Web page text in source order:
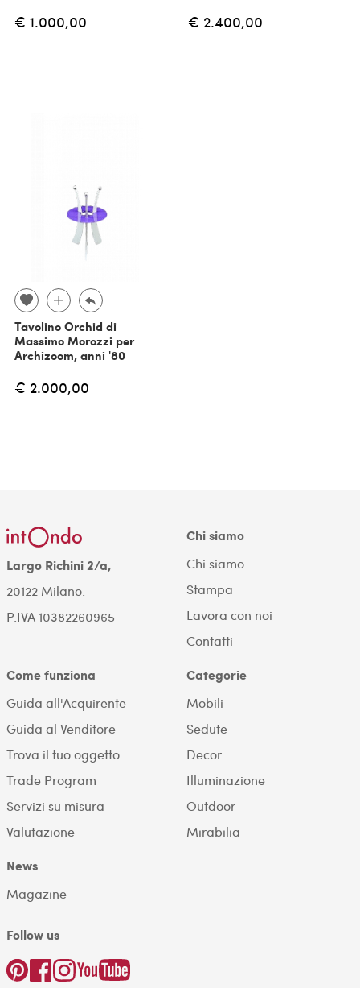
€ 1.000,00 € 2.400,00
Tavolino Orchid di
Massimo Morozzi per
Archizoom, anni '80
€ 2.000,00
Largo Richini 2/a,
20122 Milano.
P.IVA 10382260965
Chi siamo
Chi siamo
Stampa
Lavora con noi
Contatti
Come funziona
Guida all'Acquirente
Guida al Venditore
Trova il tuo oggetto
Trade Program
Servizi su misura
Valutazione
Categorie
Mobili
Sedute
Decor
Illuminazione
Outdoor
Mirabilia
News
Magazine
Follow us